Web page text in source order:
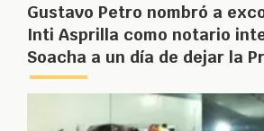
Gustavo Petro nombró a
Inti Asprilla como notario
Soacha a un día de dejar la